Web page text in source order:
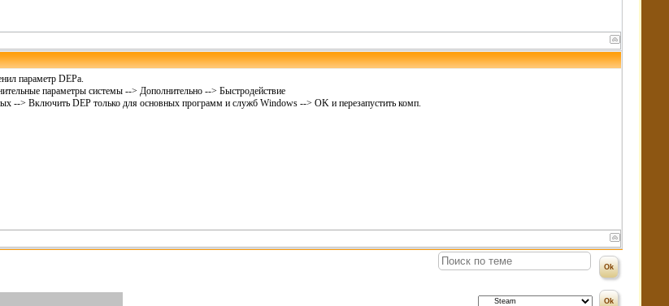
параметр DEPа.
параметры системы --> Дополнительно --> Быстродействие
--> Включить DEP только для основных программ и служб Windows --> OK и перезапустить комп.